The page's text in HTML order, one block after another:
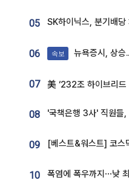
05
06 속보 뉴욕증시, 상
07
08
09
10